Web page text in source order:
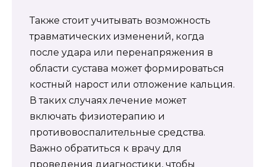
Также стоит учитывать возможность
травматических изменений, когда
после удара или перенапряжения в
области сустава может формироваться
костный нарост или отложение кальция.
В таких случаях лечение может
включать физиотерапию и
противовоспалительные средства.
Важно обратиться к врачу для
проведения диагностики, чтобы